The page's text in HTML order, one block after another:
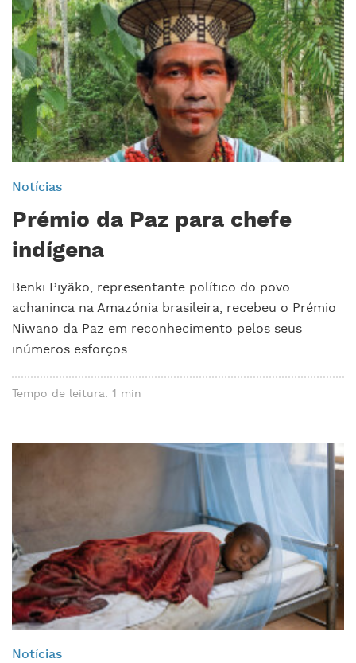
Notícias
Prémio da Paz para chefe
indígena
Benki Piyãko, representante político do povo
achaninca na Amazónia brasileira, recebeu o Prémio
Niwano da Paz em reconhecimento pelos seus
inúmeros esforços.
Tempo de leitura: 1 min
Notícias